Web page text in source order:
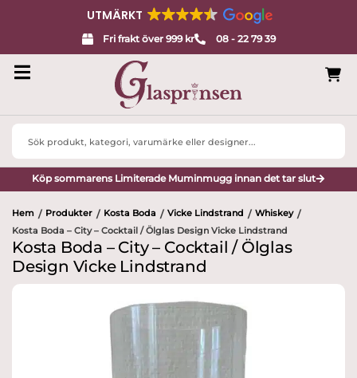
UTMÄRKT
Fri frakt över 999 kr 08 - 22 79 39
Search
Köp sommarens Limiterade Muminmugg innan det tar slut
Hem / Produkter / Kosta Boda / Vicke Lindstrand / Whiskey /
Kosta Boda – City – Cocktail / Ölglas Design Vicke Lindstrand
Kosta Boda – City – Cocktail / Ölglas
Design Vicke Lindstrand